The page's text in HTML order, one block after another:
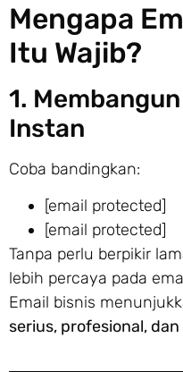
Mengapa
Itu Wajib?
1.
Instan
Coba bandingkan:
[email protected]
[email protected]
Tanpa perlu berpikir
lebih percaya pada
Email bisnis
serius, profesional,